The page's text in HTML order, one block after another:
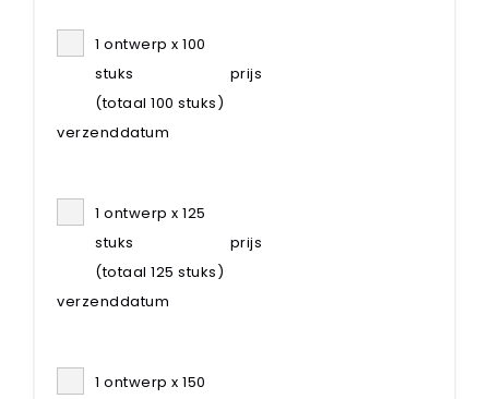
1 ontwerp x 100
stuks
(totaal 100 stuks)
prijs
verzenddatum
1 ontwerp x 125
stuks
(totaal 125 stuks)
prijs
verzenddatum
1 ontwerp x 150